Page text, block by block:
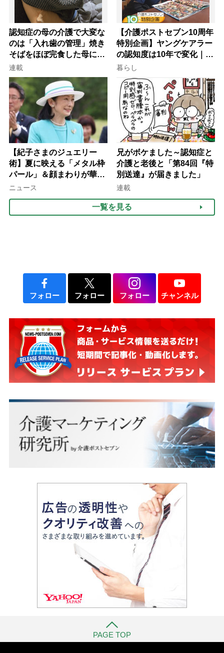
認知症の母の介護で大変な
のは「入れ歯の管理」焼き
そばをほぼ完食した母に息
子が血の気が引いた理由
連載
【介護ポストセブン10周年
特別企画】ヤングケアラー
の認知度は10年で変化｜流
行語大賞にノミネート、法
律にも明記されたが果たし
て現在は？
暮らし
【紀子さまのジュエリー
術】夏に映える「メタル枠
パール」＆顔まわりが華や
ぐ「揺れる一粒」の使い分
ニュース
兄がボケました～認知症と
介護と老後と「第84回『特
別送達』が届きました」
連載
一覧を見る
フォロー フォロー フォロー チャンネル
PAGE TOP